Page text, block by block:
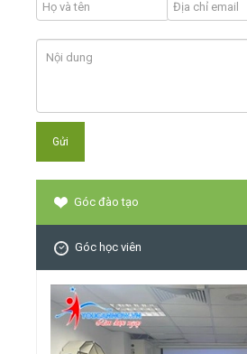
Góc đào tạo
Góc học viên